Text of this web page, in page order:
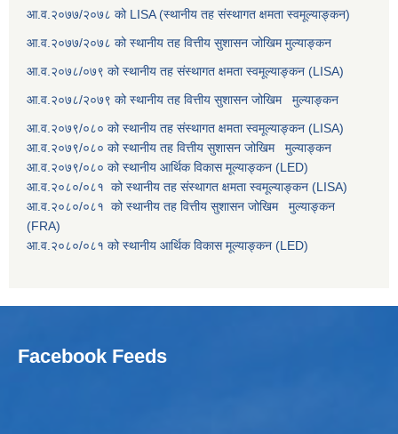
आ.व.२०७७/२०७८ को LISA (स्थानीय तह संस्थागत क्षमता स्वमूल्याङ्कन)
आ.व.२०७७/२०७८ को स्थानीय तह वित्तीय सुशासन जोखिम मुल्याङ्कन
आ.व.२०७८/०७९ को स्थानीय तह संस्थागत क्षमता स्वमूल्याङ्कन (LISA)
आ.व.२०७८/२०७९ को स्थानीय तह वित्तीय सुशासन जोखिम मुल्याङ्कन
आ.व.२०७९/०८० को स्थानीय तह संस्थागत क्षमता स्वमूल्याङ्कन (LISA)
आ.व.२०७९/०८० को स्थानीय तह वित्तीय सुशासन जोखिम मुल्याङ्कन
आ.व.२०७९/०८० को स्थानीय आर्थिक विकास मूल्याङ्कन (LED)
आ.व.२०८०/०८१ को स्थानीय तह संस्थागत क्षमता स्वमूल्याङ्कन (LISA)
आ.व.२०८०/०८१ को स्थानीय तह वित्तीय सुशासन जोखिम मुल्याङ्कन
(FRA)
आ.व.२०८०/०८१ को स्थानीय आर्थिक विकास मूल्याङ्कन (LED)
Facebook Feeds